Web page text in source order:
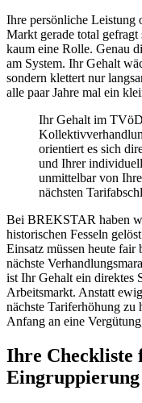
Ihre persönliche Leistung
Markt gerade total gefragt
kaum eine Rolle. Genau
am System. Ihr Gehalt
sondern klettert nur
alle paar Jahre mal ein
Ihr Gehalt im
orientiert es sich
und Ihrer
unmittelbar von
nächsten
Bei BREKSTAR haben
historischen Fesseln
Einsatz müssen heute
nächste
ist Ihr Gehalt ein direktes
Arbeitsmarkt. Anstatt
nächste Tariferhöhung zu
Anfang an eine
Ihre Checkliste